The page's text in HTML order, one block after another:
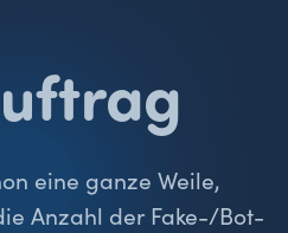
eine ganze Weile,
Anzahl der Fake-/Bot-